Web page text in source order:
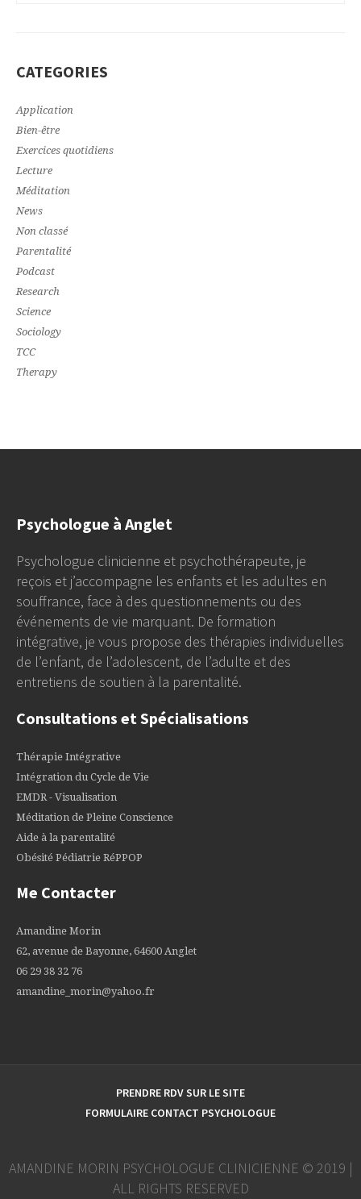
CATEGORIES
Application
Bien-être
Exercices quotidiens
Lecture
Méditation
News
Non classé
Parentalité
Podcast
Research
Science
Sociology
TCC
Therapy
Psychologue à Anglet
Psychologue clinicienne et psychothérapeute, je
reçois et j’accompagne les enfants et les adultes en
souffrance, face à des questionnements ou des
événements de vie marquant. De formation
intégrative, je vous propose des thérapies individuelles
de l’enfant, de l’adolescent, de l’adulte et des
entretiens de soutien à la parentalité.
Consultations et Spécialisations
Thérapie Intégrative
Intégration du Cycle de Vie
EMDR - Visualisation
Méditation de Pleine Conscience
Aide à la parentalité
Obésité Pédiatrie RéPPOP
Me Contacter
Amandine Morin
62, avenue de Bayonne, 64600 Anglet
06 29 38 32 76
amandine_morin@yahoo.fr
PRENDRE RDV SUR LE SITE
FORMULAIRE CONTACT PSYCHOLOGUE
AMANDINE MORIN PSYCHOLOGUE CLINICIENNE © 2019 |
ALL RIGHTS RESERVED